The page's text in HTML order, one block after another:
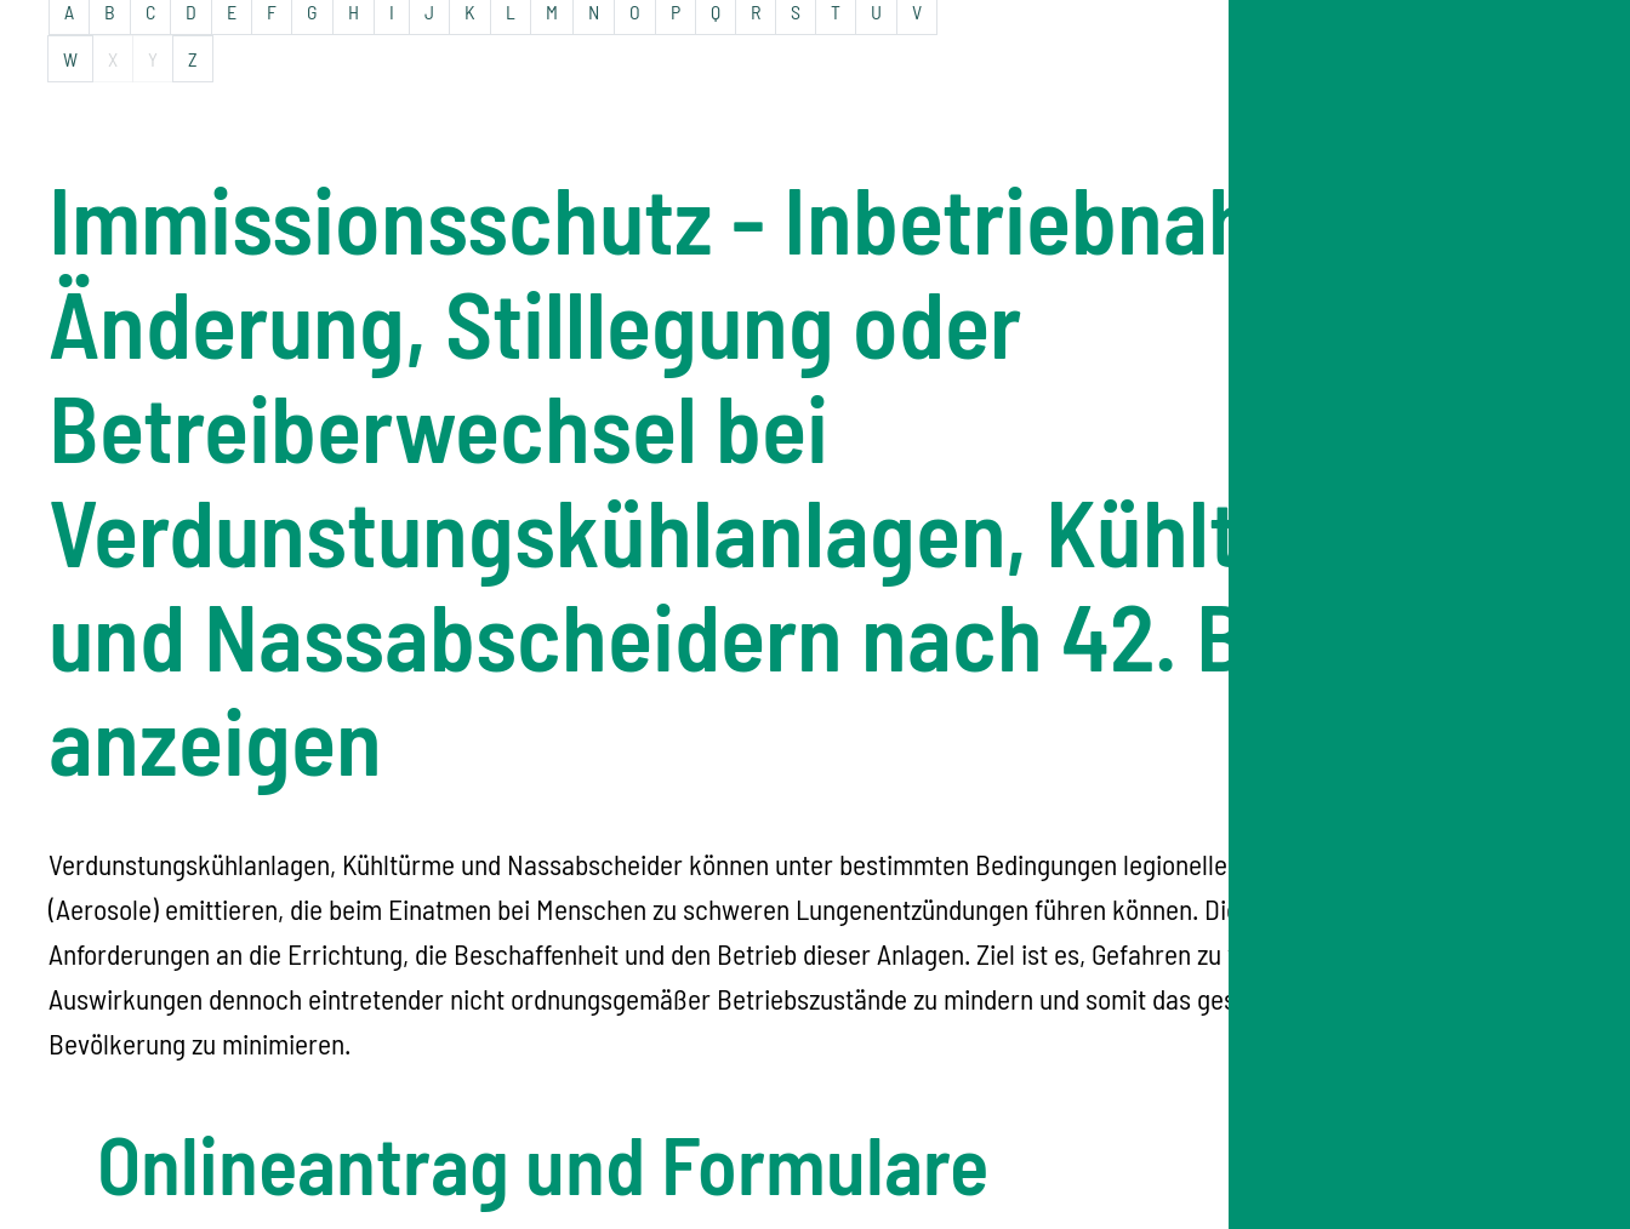
A B C D E F G H I J K L M N O P Q R S T U V
W X Y Z
Immissionsschutz - Inbetriebnahme,
Änderung, Stilllegung oder
Betreiberwechsel bei
Verdunstungskühlanlagen, Kühltürmen
und Nassabscheidern nach 42. BImSchV
anzeigen
Verdunstungskühlanlagen, Kühltürme und Nassabscheider können unter bestimmten Bedingungen legionellenhaltige Wassertröpfchen
(Aerosole) emittieren, die beim Einatmen bei Menschen zu schweren Lungenentzündungen führen können. Die 42. BImSchV stellt
Anforderungen an die Errichtung, die Beschaffenheit und den Betrieb dieser Anlagen. Ziel ist es, Gefahren zu verhindern sowie die
Auswirkungen dennoch eintretender nicht ordnungsgemäßer Betriebszustände zu mindern und somit das gesundheitliche Risiko für die
Bevölkerung zu minimieren.
Onlineantrag und Formulare